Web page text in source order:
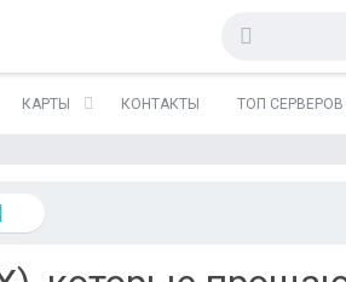
КАРТЫ КОНТАКТЫ ТОП СЕРВЕРОВ